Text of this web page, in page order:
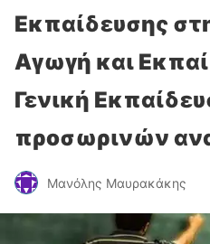
Εκπαίδευσης
Αγωγή και
Γενική
προσωρινών
Μανόλης Μαυρακάκης